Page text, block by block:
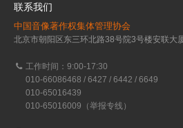
联系我们
中国音像著作权集体管理协会
北京市朝阳区东三环北路38号院3号楼安联大
工作时间：9:00-17:30
010-66086468 / 6427 / 6442 / 6649
010-65016439
010-65016009（举报专线）